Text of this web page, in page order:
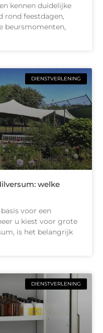
kennen duidelijke
rond feestdagen,
beursmomenten,
DIENSTVERLENING
welke
voor een
u kiest voor grote
is het belangrijk
DIENSTVERLENING